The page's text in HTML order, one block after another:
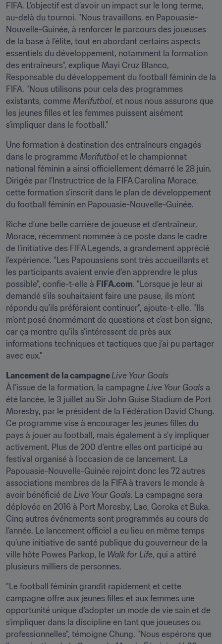
FIFA. L’objectif est d’avoir un impact sur le long terme,
au-delà du tournoi. "Nous travaillons, en Papouasie-
Nouvelle-Guinée, à renforcer le parcours des joueuses
de la base à l’élite, tout en abordant certains aspects
essentiels du développement, notamment la formation
des entraîneurs", explique Mayi Cruz Blanco,
Responsable du développement du football féminin de la
FIFA. "Nous utilisons pour cela des programmes
existants, comme Merifutbol, et nous nous assurons que
les jeunes filles et les femmes puissent aisément
s’impliquer dans le football."
Une formation à destination des entraîneurs engagés
dans le programme Merifutbol et le championnat
national féminin a ainsi officiellement démarré le 28 juin.
Dirigée par l’Instructrice de la FIFA Carolina Morace,
cette formation s’inscrit dans le plan de développement
du football féminin en Papouasie-Nouvelle-Guinée.
Riche d’une belle carrière de joueuse et d’entraîneur,
Morace, récemment nommée à ce poste dans le cadre
de l’initiative des FIFA Legends, a grandement apprécié
l’expérience. "Les Papouasiens sont très accueillants et
les participants avaient envie d’en apprendre le plus
possible", confie-t-elle à FIFA.com. "Lorsque je leur ai
demandé s’ils souhaitaient faire une pause, ils m’ont
répondu qu’ils préféraient continuer", ajoute-t-elle. "Ils
m’ont posé énormément de questions et c’est bon signe,
car ça montre qu’ils s’intéressent de près aux
informations techniques et tactiques que j’ai pu partager
avec eux."
Lancement de la campagne Live Your Goals
À l’issue de la formation, la campagne Live Your Goals a
été lancée, le 3 juillet au Sir John Guise Stadium de Port
Moresby, par le président de la Fédération David Chung.
Ce programme vise à encourager les jeunes filles du
pays à jouer au football, mais également à s’y impliquer
activement. Plus de 200 d’entre elles ont participé au
festival organisé à l’occasion de ce lancement. La
Papouasie-Nouvelle-Guinée rejoint donc les 72 autres
associations membres de la FIFA à travers le monde à
avoir bénéficié de Live Your Goals. La campagne sera
déployée en 2016 à Port Moresby, Lae, Goroka et Buka.
Cinq autres événements sont programmés au cours de
l’année. Le lancement officiel a eu lieu en même temps
qu’une initiative de santé publique du gouverneur de la
ville hôte Powes Parkop, le Walk for Life, qui a attiré
plusieurs milliers de personnes.
"Le football féminin grandit rapidement et cette
campagne offre aux jeunes filles et aux femmes une
opportunité unique d’adopter un mode de vie sain et de
s’impliquer dans la discipline en tant que joueuses ou
professionnelles", témoigne Chung. "Nous espérons que